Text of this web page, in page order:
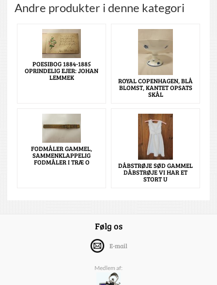
Andre produkter i denne kategori
POESIBOG 1884-1885
OPRINDELIG EJER: JOHAN
LEMMEK ROYAL COPENHAGEN, BLÅ
BLOMST, KANTET OPSATS
SKÅL
FODMÅLER GAMMEL,
SAMMENKLAPPELIG
FODMÅLER I TRÆ O DÅBSTRØJE SØD GAMMEL
DÅBSTRØJE VI HAR ET
STORT U
Følg os
E-mail
Medlem af: